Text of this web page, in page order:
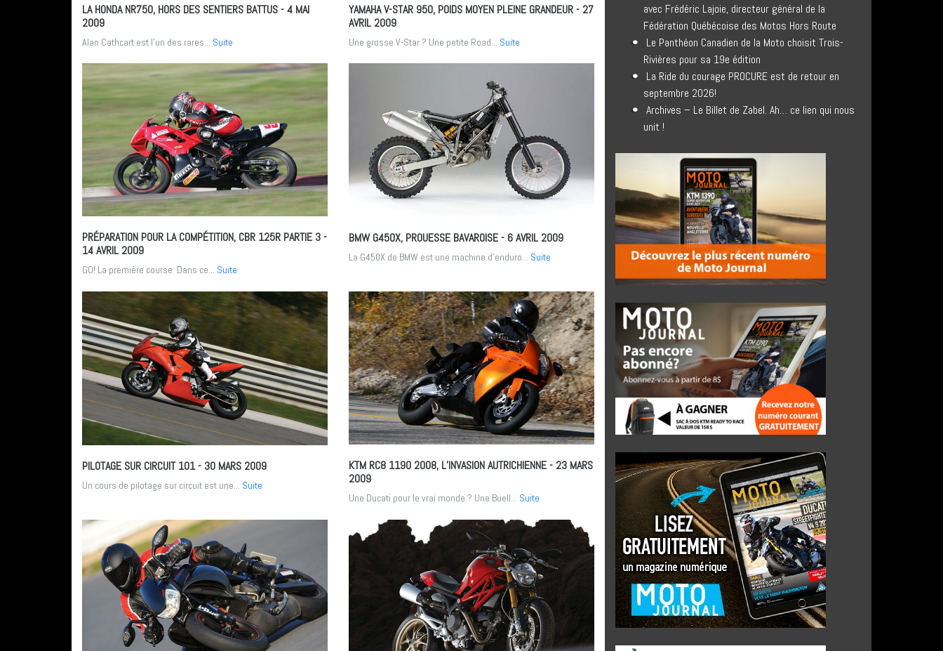
LA HONDA NR750, HORS DES SENTIERS BATTUS- 4 MAI
2009
Alan Cathcart est l’un des rares... Suite
YAMAHA V-STAR 950, POIDS MOYEN PLEINE GRANDEUR- 27
AVRIL 2009
Une grosse V-Star ? Une petite Road... Suite
PRÉPARATION POUR LA COMPÉTITION, CBR 125R PARTIE 3-
14 AVRIL 2009
GO! La première course Dans ce... Suite
BMW G450X, PROUESSE BAVAROISE- 6 AVRIL 2009
La G450X de BMW est une machine d’enduro... Suite
PILOTAGE SUR CIRCUIT 101- 30 MARS 2009
Un cours de pilotage sur circuit est une... Suite
KTM RC8 1190 2008, L’INVASION AUTRICHIENNE- 23 MARS
2009
Une Ducati pour le vrai monde ? Une Buell... Suite
avec Frédéric Lajoie, directeur général de la
Fédération Québécoise des Motos Hors Route
Le Panthéon Canadien de la Moto choisit Trois-
Rivières pour sa 19e édition
La Ride du courage PROCURE est de retour en
septembre 2026!
Archives – Le Billet de Zabel. Ah… ce lien qui nous
unit !